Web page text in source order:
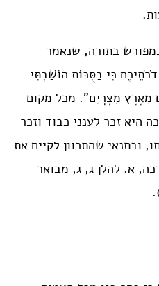
בתורה, שנאמר
כִּי בַסֻּכּוֹת הוֹשַׁבְתִּי
מֵאֶרֶץ מִצְרָיִם”. מכל מקום
היא זכר לענני כבוד וזכר
ובתנאי שהתכוון לקיים את
א. להלן ג, ג, מבואר